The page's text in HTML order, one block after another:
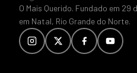
O Mais Querido. Fundado em 29
em Natal, Rio Grande do Norte.